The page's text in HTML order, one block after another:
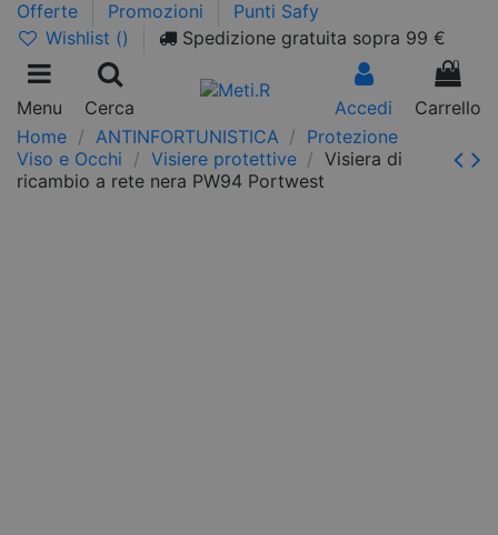
Offerte Promozioni
Punti Safy
Wishlist () Spedizione gratuita sopra 99 €
Menu Cerca Accedi
0
Carrello
Home
ANTINFORTUNISTICA
Protezione
Viso e Occhi
Visiere protettive
Visiera di
ricambio a rete nera PW94 Portwest